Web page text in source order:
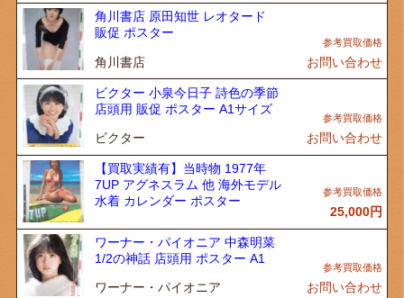
角川書店 原田知世 レオタード
販促 ポスター
角川書店 お問い合わせ
ビクター 小泉今日子 詩色の季節
店頭用 販促 ポスター A1サイズ
ビクター お問い合わせ
【買取実績有】当時物 1977年
7UP アグネスラム 他 海外モデル
水着 カレンダー ポスター
25,000円
ワーナー・パイオニア 中森明菜
1/2の神話 店頭用 ポスター A1
ワーナー・パイオニア お問い合わせ